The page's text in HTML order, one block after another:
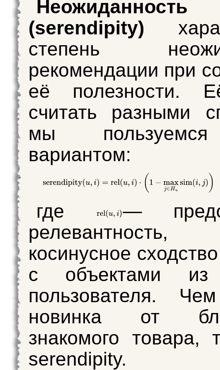
Неожиданность
(serendipity)
степень
рекомендации при
её полезности.
считать разными
мы
вариантом:
где
—
косинусное
с объектами из
пользователя.
новинка от
знакомого
serendipity.